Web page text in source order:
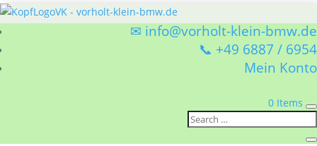
✉ info@vorholt-klein-bmw.de
📞 +49 6887 / 6954
Mein Konto
0 Items